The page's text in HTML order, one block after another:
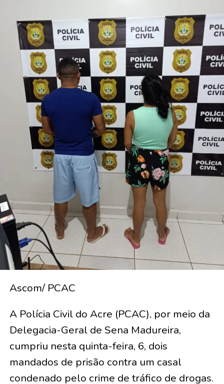
Ascom/ PCAC
A Polícia Civil do Acre (PCAC), por meio da
Delegacia-Geral de Sena Madureira,
cumpriu nesta quinta-feira, 6, dois
mandados de prisão contra um casal
condenado pelo crime de tráfico de drogas.